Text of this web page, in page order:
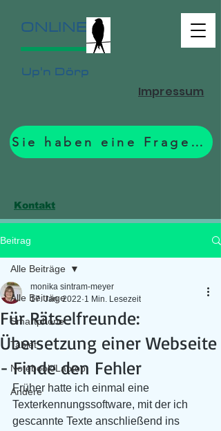
ONLINE
Up'n Dörp
Sie haben eine Frage? Zum Formular.
Impressum
Kontakt
Beitrag
Alle Beiträge
Smartphone
Tablet
Notebook/Laptop
Andere
Alle Beiträge
Für Rätselfreunde:
Übersetzung einer Webseite
- Finde den Fehler
monika sintram-meyer
17. Jan. 2022 1 Min. Lesezeit
Früher hatte ich einmal eine
Texterkennungssoftware, mit der ich
gescannte Texte anschließend ins